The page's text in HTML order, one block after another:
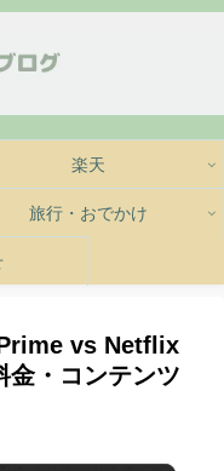
楽天
旅行・おでかけ
vs Netflix
金・コンテンツ